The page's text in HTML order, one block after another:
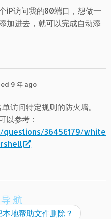
iP访问我的80端口，想做一
加进去，就可以完成自动添
9 年 ago
访问特定规则的防火墙。
以参考：
36456179/white
航
地帮助文件删除？